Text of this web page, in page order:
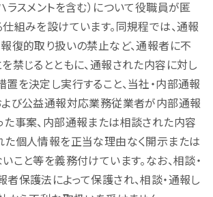
ラスメントを含む）について役職員が匿
組みを設けています。同規程では、通報
復的取り扱いの禁止など、通報者に不
禁じるとともに、通報された内容に対し
を決定し実行すること、当社・内部通報
よび公益通報対応業務従業者が内部通報
た事案、内部通報または相談された内容
た個人情報を正当な理由なく開示または
こと等を義務付けています。なお、相談・
保護法によって保護され、相談・通報し